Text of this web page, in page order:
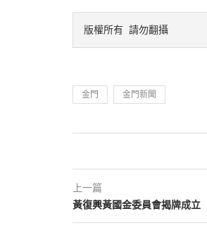
版權所有 請勿翻攝
金門 金門新聞
上一篇
黃復興黃國金委員會揭牌成